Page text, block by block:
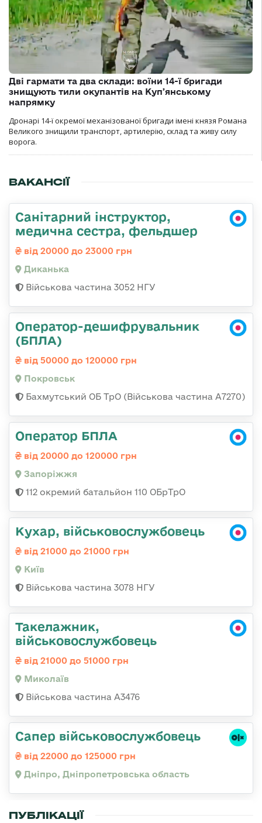
Дві гармати та два склади: воїни 14-ї бригади
знищують тили окупантів на Купʼянському
напрямку
Дронарі 14-ї окремої механізованої бригади імені князя Романа
Великого знищили транспорт, артилерію, склад та живу силу
ворога.
ВАКАНСІЇ
Санітарний інструктор,
медична сестра, фельдшер
від 20000 до 23000 грн
Диканька
Військова частина 3052 НГУ
Оператор-дешифрувальник
(БПЛА)
від 50000 до 120000 грн
Покровськ
Бахмутський ОБ ТрО (Військова частина А7270)
Оператор БПЛА
від 20000 до 120000 грн
Запоріжжя
112 окремий батальйон 110 ОБрТрО
Кухар, військовослужбовець
від 21000 до 21000 грн
Київ
Військова частина 3078 НГУ
Такелажник,
військовослужбовець
від 21000 до 51000 грн
Миколаїв
Військова частина А3476
Сапер військовослужбовець
від 22000 до 125000 грн
Дніпро, Дніпропетровська область
ПУБЛІКАЦІЇ